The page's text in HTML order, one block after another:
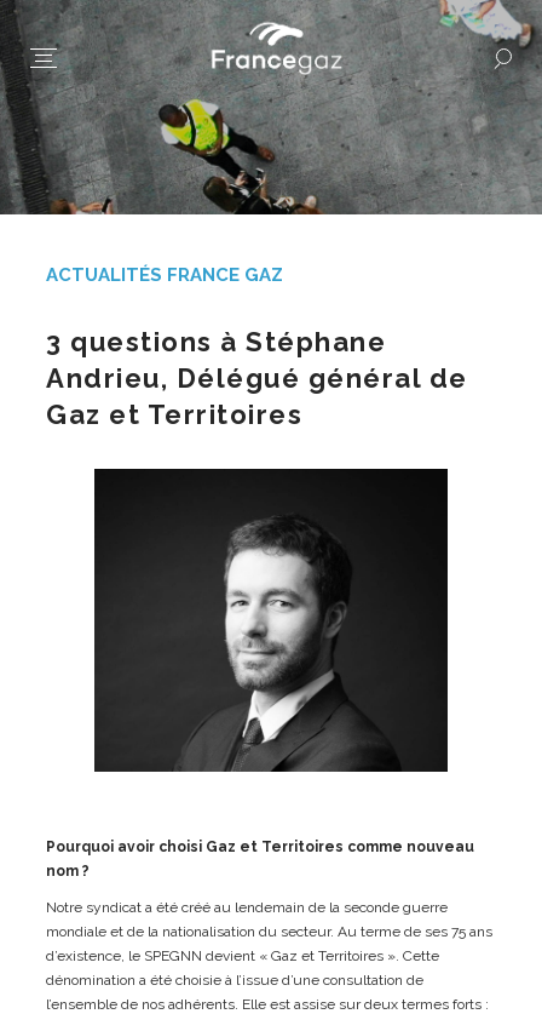
ACTUALITÉS FRANCE GAZ
3 questions à Stéphane
Andrieu, Délégué général de
Gaz et Territoires
Pourquoi avoir choisi Gaz et Territoires comme nouveau
nom ?
Notre syndicat a été créé au lendemain de la seconde guerre
mondiale et de la nationalisation du secteur. Au terme de ses 75 ans
d’existence, le SPEGNN devient « Gaz et Territoires ». Cette
dénomination a été choisie à l’issue d’une consultation de
l’ensemble de nos adhérents. Elle est assise sur deux termes forts :